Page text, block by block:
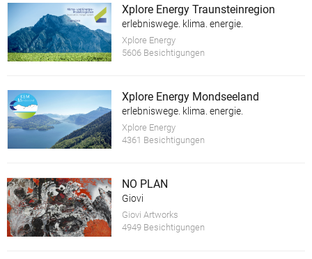
Xplore Energy Traunsteinregion
erlebniswege. klima. energie.
Xplore Energy
5606 Besichtigungen
Xplore Energy Mondseeland
erlebniswege. klima. energie.
Xplore Energy
4361 Besichtigungen
NO PLAN
Giovi
Giovi Artworks
4949 Besichtigungen